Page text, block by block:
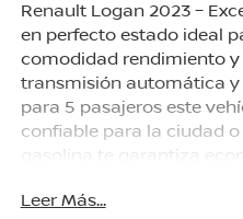
Renault Logan 2023 –
en perfecto estado ideal
comodidad rendimiento y
transmisión automática
para 5 pasajeros este
confiable para la ciudad
gasolina te garantiza
Renault - Modelo: Logan -
Leer Más...